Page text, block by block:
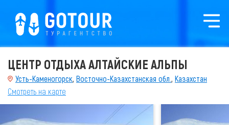
ЦЕНТР ОТДЫХА АЛТАЙСКИЕ АЛЬПЫ
Усть-Каменогорск, Восточно-Казахстанская обл., Казахстан
Смотреть на карте